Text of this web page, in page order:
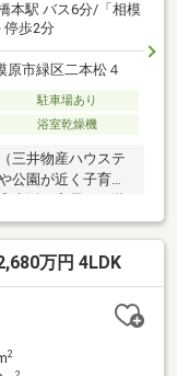
本駅 バス6分/「相模
停歩2分
原市緑区二本松４
駐車場あり
浴室乾燥機
三井物産ハウステ
園が近く子育て
と洗面台が各階に
・ビルトイン食洗
ンターホン◎大容
戸）◎リビングと
ョンを取りながら
ー・コンビニ・ド
万円 4LDK
2